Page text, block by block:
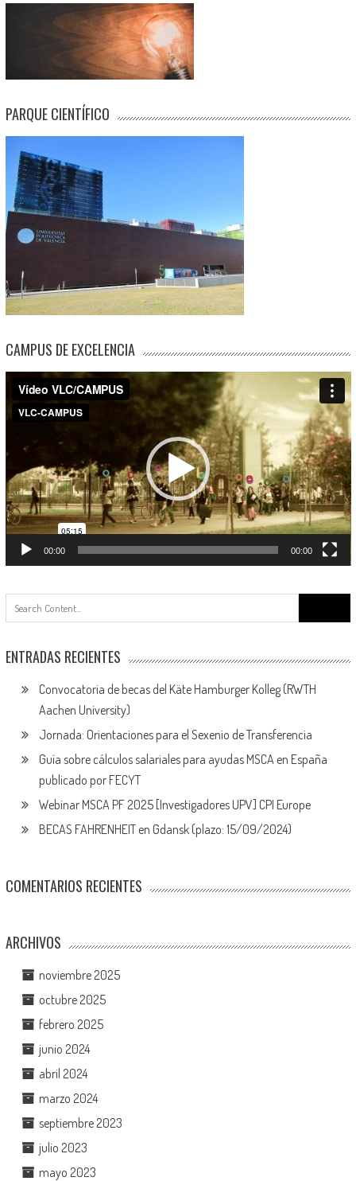
PARQUE CIENTÍFICO
CAMPUS DE EXCELENCIA
Reproductor
de
vídeo
00:00 00:00
ENTRADAS RECIENTES
Convocatoria de becas del Käte Hamburger Kolleg (RWTH
Aachen University)
Jornada: Orientaciones para el Sexenio de Transferencia
Guía sobre cálculos salariales para ayudas MSCA en España
publicado por FECYT
Webinar MSCA PF 2025 [Investigadores UPV] CPI Europe
BECAS FAHRENHEIT en Gdansk (plazo: 15/09/2024)
COMENTARIOS RECIENTES
ARCHIVOS
noviembre 2025
octubre 2025
febrero 2025
junio 2024
abril 2024
marzo 2024
septiembre 2023
julio 2023
mayo 2023